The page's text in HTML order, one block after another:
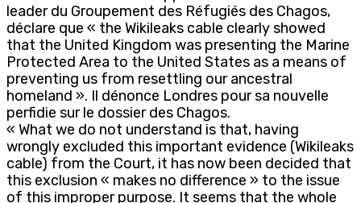
leader du Groupement des Réfugiés des Chagos,
déclare que « the Wikileaks cable clearly showed
that the United Kingdom was presenting the Marine
Protected Area to the United States as a means of
preventing us from resettling our ancestral
homeland ». Il dénonce Londres pour sa nouvelle
perfidie sur le dossier des Chagos.
« What we do not understand is that, having
wrongly excluded this important evidence (Wikileaks
cable) from the Court, it has now been decided that
this exclusion « makes no difference » to the issue
of this improper purpose. It seems that the whole